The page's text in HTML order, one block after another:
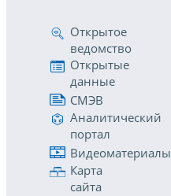
Открытое
ведомство
Открытые
данные
СМЭВ
Аналитический
портал
Видеоматериалы
Карта
сайта